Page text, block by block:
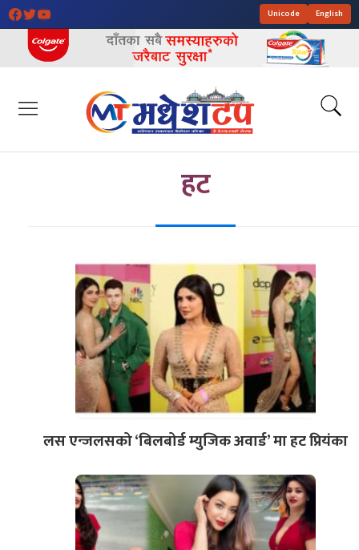
Unicode English
हट
लस एन्जलसको ‘बिलबोर्ड म्युजिक अवार्ड’ मा हट प्रियंका